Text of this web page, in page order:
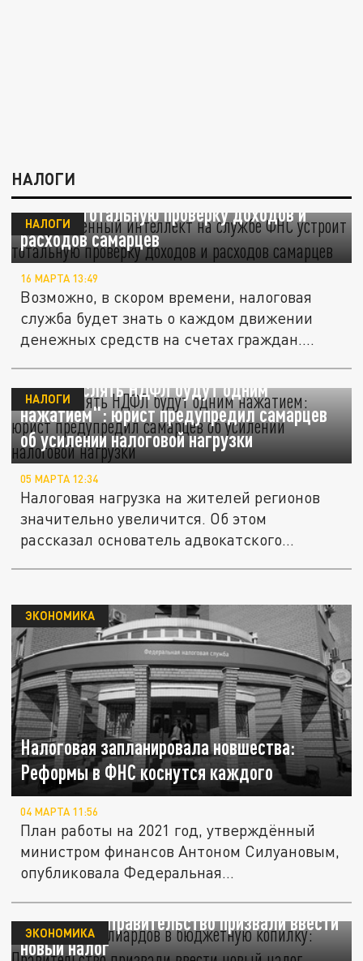
НАЛОГИ
Искусственный интеллект на службе ФНС
устроит тотальную проверку доходов и
расходов самарцев
НАЛОГИ
16 МАРТА 13:49
Возможно, в скором времени, налоговая
служба будет знать о каждом движении
денежных средств на счетах граждан....
"Доначислять НДФЛ будут одним
нажатием": юрист предупредил самарцев
об усилении налоговой нагрузки
НАЛОГИ
05 МАРТА 12:34
Налоговая нагрузка на жителей регионов
значительно увеличится. Об этом
рассказал основатель адвокатского...
Налоговая запланировала новшества:
Реформы в ФНС коснутся каждого
ЭКОНОМИКА
04 МАРТА 11:56
План работы на 2021 год, утверждённый
министром финансов Антоном Силуановым,
опубликовала Федеральная...
Десятки миллиардов в бюджетную
"копилку": Правительство призвали ввести
новый налог
ЭКОНОМИКА